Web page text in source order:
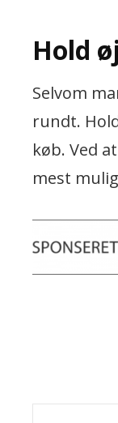
Hold
Selvom
rundt.
køb. Ved
mest